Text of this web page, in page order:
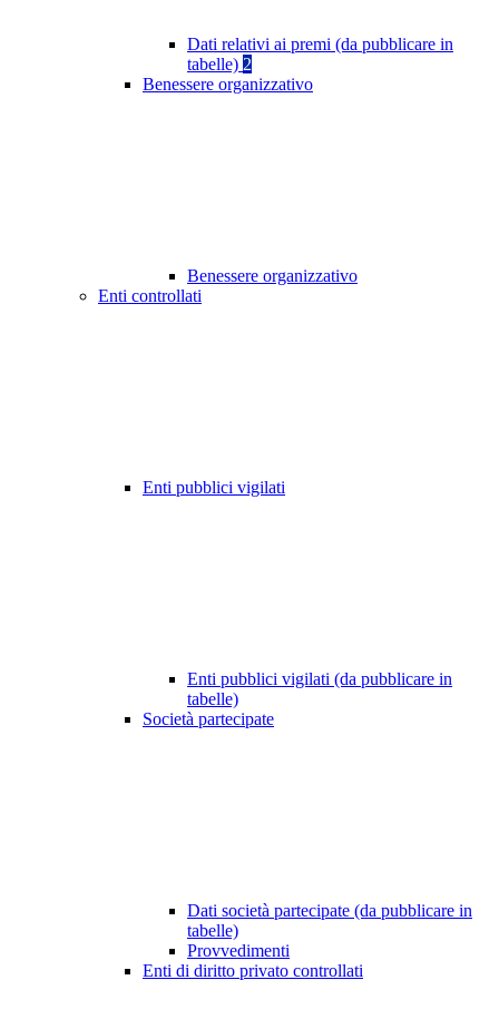
Dati relativi ai premi (da pubblicare in
tabelle) 2
Benessere organizzativo
Benessere organizzativo
Enti controllati
Enti pubblici vigilati
Enti pubblici vigilati (da pubblicare in
tabelle)
Società partecipate
Dati società partecipate (da pubblicare in
tabelle)
Provvedimenti
Enti di diritto privato controllati